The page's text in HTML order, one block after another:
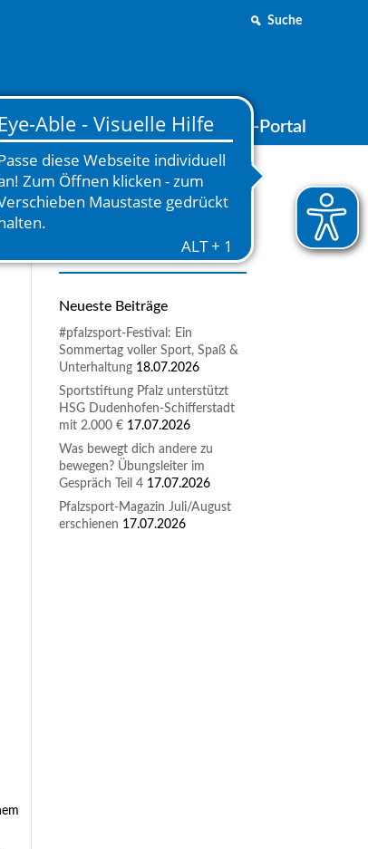
Suche
Medien Online-Portal
Neueste Beiträge
#pfalzsport-Festival: Ein
Sommertag voller Sport, Spaß &
Unterhaltung 18.07.2026
Sportstiftung Pfalz unterstützt
HSG Dudenhofen-Schifferstadt
mit 2.000 € 17.07.2026
Was bewegt dich andere zu
bewegen? Übungsleiter im
Gespräch Teil 4 17.07.2026
Pfalzsport-Magazin Juli/August
erschienen 17.07.2026